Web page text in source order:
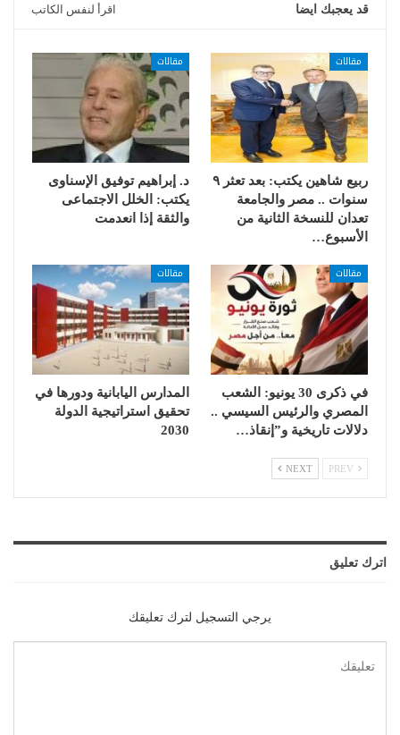
قد يعجبك ايضا اقرأ لنفس الكاتب
مقالات
ربيع شاهين يكتب: بعد تعثر ٩
سنوات .. مصر والجامعة
تعدان للنسخة الثانية من
الأسبوع…
مقالات
د. إبراهيم توفيق الإسناوى
يكتب: الخلل الاجتماعى
والثقة إذا انعدمت
مقالات
في ذكرى 30 يونيو: الشعب
المصري والرئيس السيسي ..
دلالات تاريخية و”إنقاذ…
مقالات
المدارس اليابانية ودورها في
تحقيق استراتيجية الدولة
2030
NEXT
اترك تعليق
يرجي التسجيل لترك تعليقك